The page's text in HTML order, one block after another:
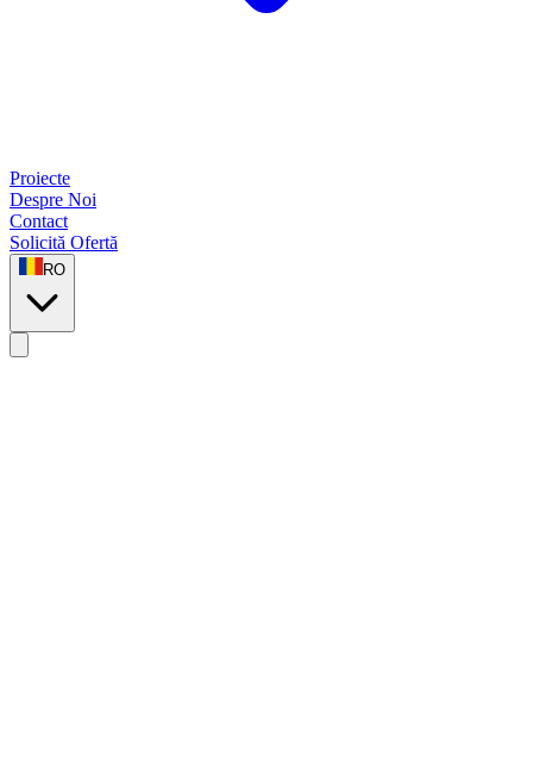
Proiecte
Despre Noi
Contact
Solicită Ofertă
RO